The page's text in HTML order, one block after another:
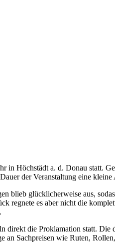
in Höchstädt a. d. Donau statt.
der Veranstaltung eine
blieb glücklicherweise aus,
regnete es aber nicht die
direkt die Proklamation statt.
an Sachpreisen wie Ruten,